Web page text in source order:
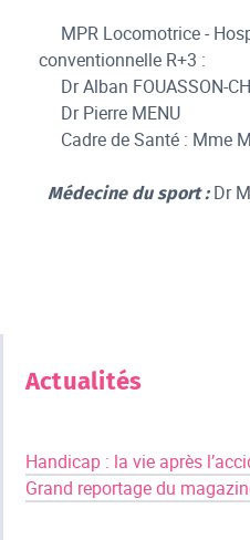
MPR Locomotrice -
conventionnelle R+3 :
Dr Alban FOUASSON-
Dr Pierre MENU
Cadre de Santé : Mme
Médecine du sport :Dr
Actualités
Handicap : la vie après
Grand reportage du